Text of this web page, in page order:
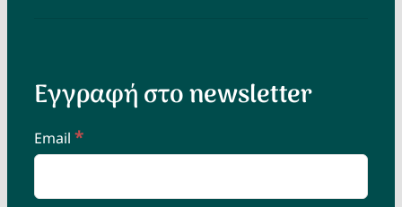
Εγγραφή στο newsletter
Email *